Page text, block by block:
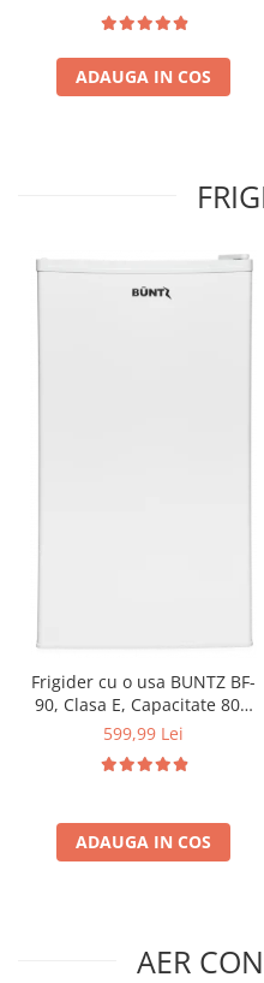
cm, Gri antracit texturat
ADAUGA IN COS
Frigider cu o usa BUNTZ BF-
90, Clasa E, Capacitate 80L,
Iluminare interioara,
cm, Alb
599,99 Lei
ADAUGA IN COS
AER